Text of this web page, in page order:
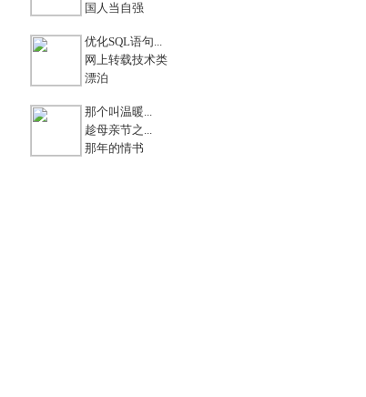
国人当自强
优化SQL语句...
网上转载技术类
漂泊
那个叫温暖...
趁母亲节之...
那年的情书